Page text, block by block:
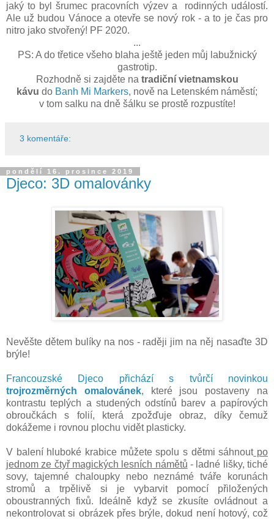
jaký to byl šrumec pracovních výzev a rodinných událostí.
Ale už budou Vánoce a otevře se nový rok - a to je čas pro
nitro jako stvořený! PF 2020.
...
PS: A do třetice všeho blaha ještě jeden můj labužnický
gastrotip.
Rozhodně si zajděte na tradiční vietnamskou
kávu do Banh Mi Markers, nově na Letenském náměstí;
v tom salku na dně šálku se prostě rozpustíte!
3 komentáře:
pondělí 16. prosince 2019
Djeco: 3D omalovánky
Nevěšte dětem bulíky na nos - raději jim na něj nasaďte 3D
brýle!
Francouzské Djeco přichází s tvůrčí novinkou
trojrozměrných omalovánek, které jsou postaveny na
kontrastu teplých a studených odstínů barev a papírových
obroučkách s folií, která zpožďuje obraz, díky čemuž
dokážeme i rovnou plochu vidět plasticky.
V balení hluboké krabice můžete spolu s dětmi sáhnoutpo
jednom ze čtyř magických lesních námětů - ladné lišky, tiché
sovy, tajemné chaloupky nebo neznámé tváře korunách
stromů a trpělivě si je vybarvit pomocí přiložených
oboustranných fixů. Ideálně když se zkusíte ovládnout a
nekontrolovat si obrázek přes brýle, dokud není hotový, což